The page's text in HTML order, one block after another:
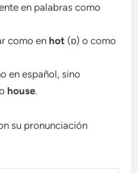
en palabras como
como en hot (ɒ) o como
en español, sino
house.
su pronunciación